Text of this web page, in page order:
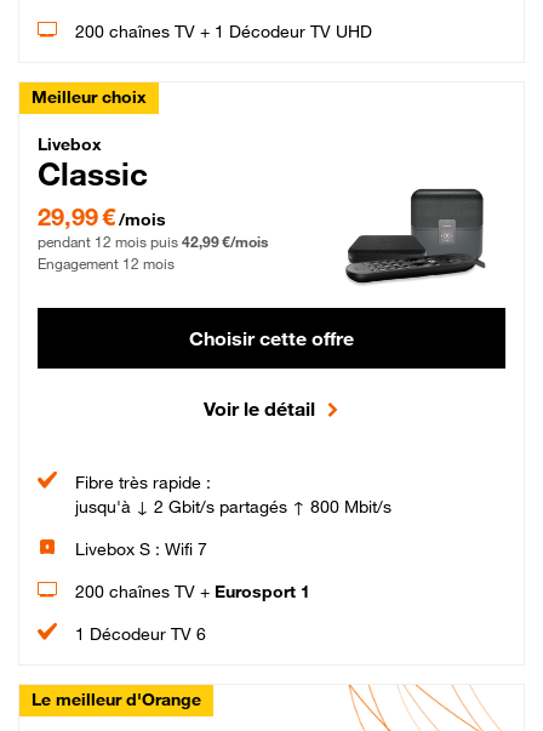
200 chaînes TV + 1 Décodeur TV UHD
Meilleur choix
Livebox Classic Fibre
Livebox
Classic
29,99 € par mois pendant 12 mois puis 42,99 € par mois, Engagement 12 mois
29,99 €/mois
pendant 12 mois puis 42,99 €/mois
Engagement 12 mois
Choisir cette offre
Voir le détail
Fibre très rapide :
jusqu'à ↓ 2 Gbit/s partagés ↑ 800 Mbit/s
Livebox S : Wifi 7
200 chaînes TV + Eurosport 1
1 Décodeur TV 6
Le meilleur d'Orange